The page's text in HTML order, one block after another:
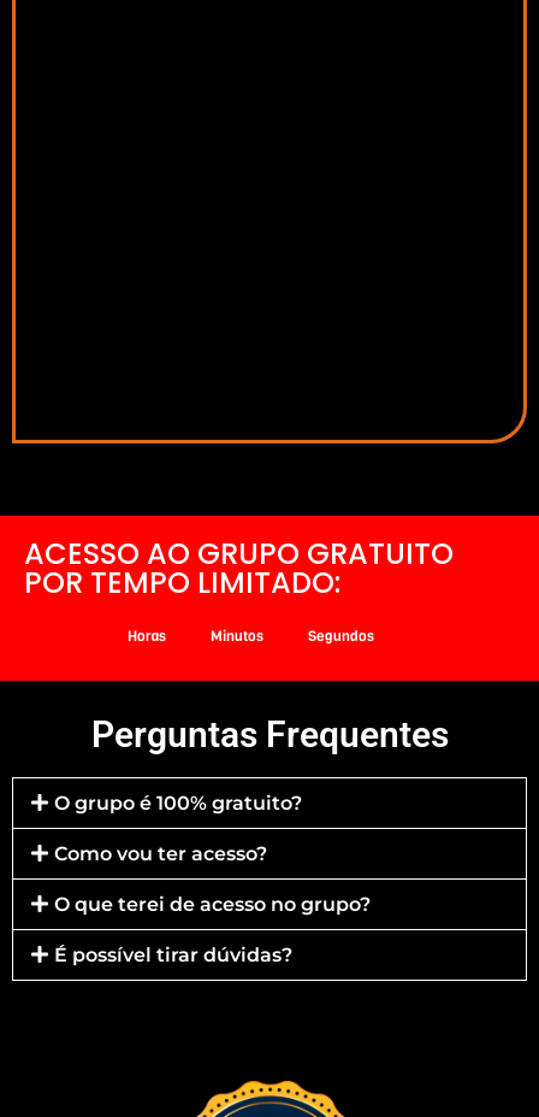
ACESSO AO GRUPO GRATUITO
POR TEMPO LIMITADO:
Horas Minutos Segundos
Perguntas Frequentes
O grupo é 100% gratuito?
Como vou ter acesso?
O que terei de acesso no grupo?
É possível tirar dúvidas?